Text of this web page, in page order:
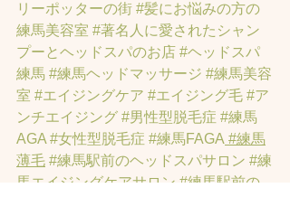
リーポッターの街 #髪にお悩みの方の
練馬美容室 #著名人に愛されたシャン
プーとヘッドスパのお店 #ヘッドスパ
練馬 #練馬ヘッドマッサージ #練馬美容
室 #エイジングケア #エイジング毛 #ア
ンチエイジング #男性型脱毛症 #練馬
AGA #女性型脱毛症 #練馬FAGA #練馬
薄毛 #練馬駅前のヘッドスパサロン #練
馬エイジングケアサロン #練馬駅前の